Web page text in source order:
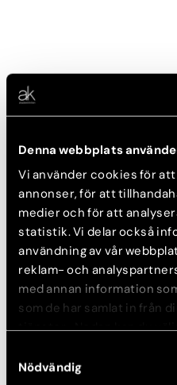
Denna webbplats
Vi använder cookies för
annonser, för att
medier och för att
statistik. Vi delar också
användning av vår
reklam- och
med annan information
som de har samlat in från
tjänster. Nedan kan du
mer information om hur
Nödvändig
Okategoriserat, Övrigt
Specialistkliniken 25 år
4 mars, 2013